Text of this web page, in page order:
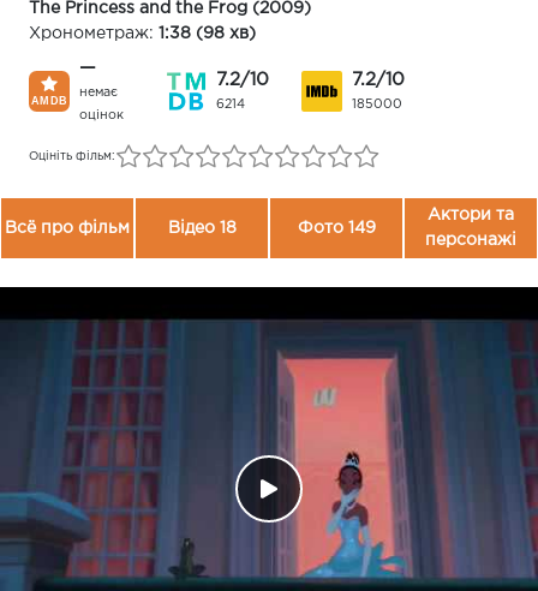
The Princess and the Frog (2009)
Хронометраж: 1:38 (98 хв)
—
немає
оцінок
7.2/10
6214
7.2/10
185000
Оцініть фільм:
Всё про фільм Відео 18 Фото 149
Актори та
персонажі